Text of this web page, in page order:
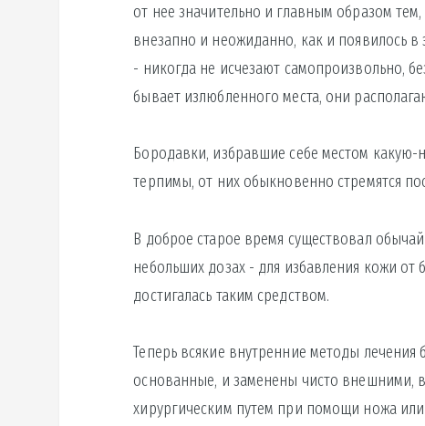
от нее значительно и главным образом
внезапно и неожиданно, как и появилось
- никогда не исчезают самопроизвольно,
бывает излюбленного места, они
Бородавки, избравшие себе местом какую-
терпимы, от них обыкновенно стремятся
В доброе старое время существовал
небольших дозах - для избавления кожи
достигалась таким средством.
Теперь всякие внутренние методы
основанные, и заменены чисто внешними,
хирургическим путем при помощи ножа